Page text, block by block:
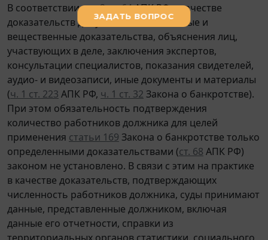
В соответствии сч. 2 ст. 64АПК РФ в качестве
доказательств допускаются письменные и
вещественные доказательства, объяснения лиц,
участвующих в деле, заключения экспертов,
консультации специалистов, показания свидетелей,
аудио- и видеозаписи, иные документы и материалы
(ч. 1 ст. 223 АПК РФ, ч. 1 ст. 32 Закона о банкротстве).
При этом обязательность подтверждения
количество работников должника для целей
применения статьи 169 Закона о банкротстве только
определенными доказательствами (ст. 68 АПК РФ)
законом не установлено. В связи с этим на практике
в качестве доказательств, подтверждающих
численность работников должника, суды принимают
данные, представленные должником, включая
данные его отчетности, справки из